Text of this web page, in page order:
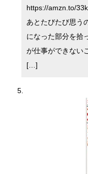
https://amzn.to/
あとたびたび思う
になった部分を拾
が仕事ができない
[…]